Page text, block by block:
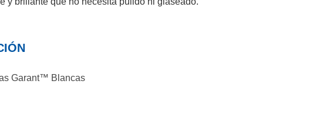
Garant™ Blancas